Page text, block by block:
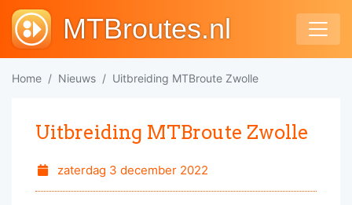
MTBroutes.nl
Home Nieuws Uitbreiding MTBroute Zwolle
Uitbreiding MTBroute Zwolle
zaterdag 3 december 2022